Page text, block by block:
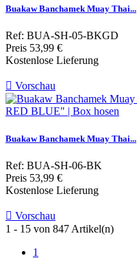
Buakaw Banchamek Muay Thai...
Ref: BUA-SH-05-BKGD
Preis 53,99 €
Kostenlose Lieferung
 Vorschau
Buakaw Banchamek Muay Thai...
Ref: BUA-SH-06-BK
Preis 53,99 €
Kostenlose Lieferung
 Vorschau
1 - 15 von 847 Artikel(n)
1